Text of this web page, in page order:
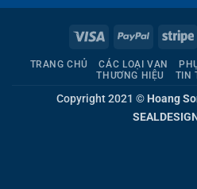
Visa PayPal
TRANG CHỦ CÁC LOẠI VAN
THƯƠNG HIỆU
TIN
Copyright 2021 © Hoang